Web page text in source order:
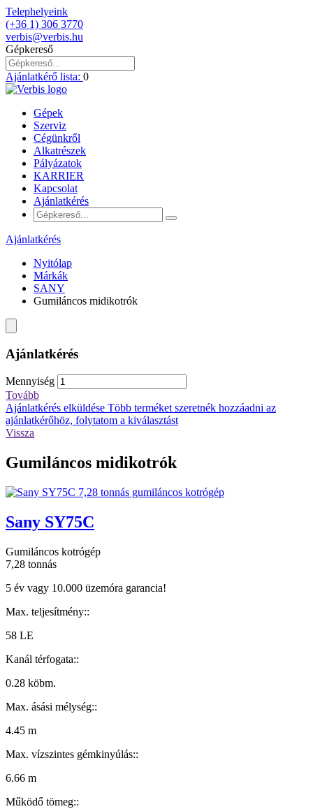
Telephelyeink
(+36 1) 306 3770
verbis@verbis.hu
Gépkereső
Ajánlatkérő lista: 0
Gépek
Szerviz
Cégünkről
Alkatrészek
Pályázatok
KARRIER
Kapcsolat
Ajánlatkérés
Ajánlatkérés
Nyitólap
Márkák
SANY
Gumiláncos midikotrók
Ajánlatkérés
Mennyiség
Tovább
Ajánlatkérés elküldése Több terméket szeretnék hozzáadni az
ajánlatkérőhöz, folytatom a kiválasztást
Vissza
Gumiláncos midikotrók
Sany SY75C
Gumiláncos kotrógép
7,28 tonnás
5 év vagy 10.000 üzemóra garancia!
Max. teljesítmény::
58 LE
Kanál térfogata::
0.28 köbm.
Max. ásási mélység::
4.45 m
Max. vízszintes gémkinyúlás::
6.66 m
Működő tömeg::